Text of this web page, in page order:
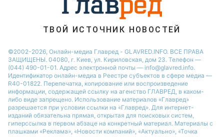
ТВОЙ ИСТОЧНИК НОВОСТЕЙ
©2002-2026, Онлайн-медиа Главред - GLAVRED.INFO. ВСЕ ПРАВА
ЗАЩИЩЕНЫ. 04080, г. Киев, ул. Кириловская, дом 23. Телефон —
(044) 490-01-01. Адрес электронной почты — info@glavred.info.
Идентификатор онлайн-медиа в Реестре cубъектов в сфере медиа —
R40-01822. Перепечатка, копирование или воспроизведение
информации, содержащей ссылку на агенство ГЛАВРЕД, в каком-
либо виде запрещено. Использование материалов «Главред»
разрешается при условии ссылки на «Главред». Для интернет-
изданий обязательна прямая, открытая для поисковых систем,
гиперссылка в первом абзаце на конкретный материал. Материалы с
плашками «Реклама», «Новости компаний», «Актуально», «Точка